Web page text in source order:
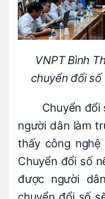
VNPT Bình
chuyển đổi
Chuyển
người dân làm
thấy công
Chuyển đổi số
được người